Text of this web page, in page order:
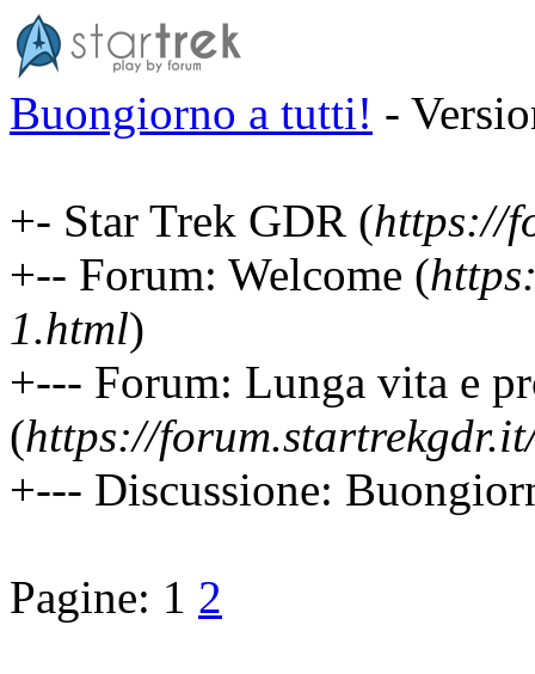
Buongiorno a tutti! -
+- Star Trek GDR (https://
+-- Forum: Welcome (
1.html)
+--- Forum: Lunga vita e
(https://
+--- Discussione:
Pagine: 1 2